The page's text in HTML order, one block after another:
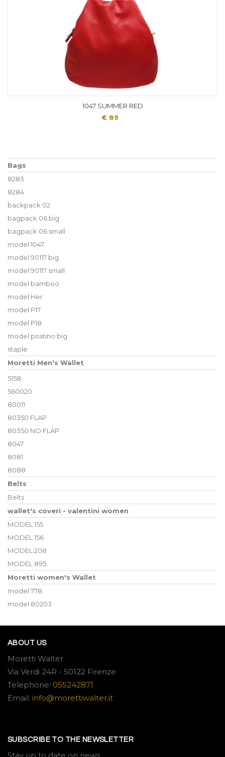
1047 SUMMER RED
€ 89
Bags
8283
8284
backpack 02
bagpack 06 big
bagpack 06 small
model 1047
model 90117 big
model 90117 small
model bamboo
model Her
model P17
model P18
model postino big
staple
Moretti Men's Wallet
5158
560020
80011
80350 FLAP
80350 NO FLAP
8047
8081
8088
Belts
Belts
wallet's coveri - valentini women
MODEL 155
MODEL 156
MODEL 208
MODEL 895
Moretti women's Wallet
model 778
model 80203
ABOUT US
Moretti Walter
Via Verdi 24R - 50122 Firenze
Telephone: 055242871
Email: info@morettiwalter.it
SUBSCRIBE TO THE NEWSLETTER